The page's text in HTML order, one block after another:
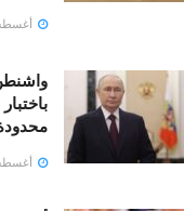
أغسطس 7,
أغسطس 7,